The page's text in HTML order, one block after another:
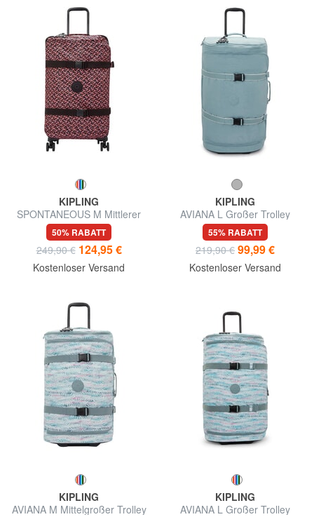
KIPLING
SPONTANEOUS M Mittlerer
Trolley
50% RABATT
249,90 € 124,95 €
Kostenloser Versand
KIPLING
AVIANA L Großer Trolley
55% RABATT
219,90 € 99,99 €
Kostenloser Versand
KIPLING
AVIANA M Mittelgroßer Trolley
KIPLING
AVIANA L Großer Trolley